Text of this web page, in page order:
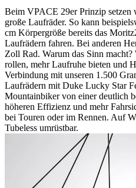
Beim VPACE 29er Prinzip
große Laufräder. So kann
cm Körpergröße bereits das
Laufrädern fahren. Bei anderen
Zoll Rad. Warum das Sinn
rollen, mehr Laufruhe bieten und
Verbindung mit unseren 1.500
Laufrädern mit Duke Lucky Star
Mountainbiker von einer deutlich
höheren Effizienz und mehr
bei Touren oder im Rennen. Auf
Tubeless umrüstbar.